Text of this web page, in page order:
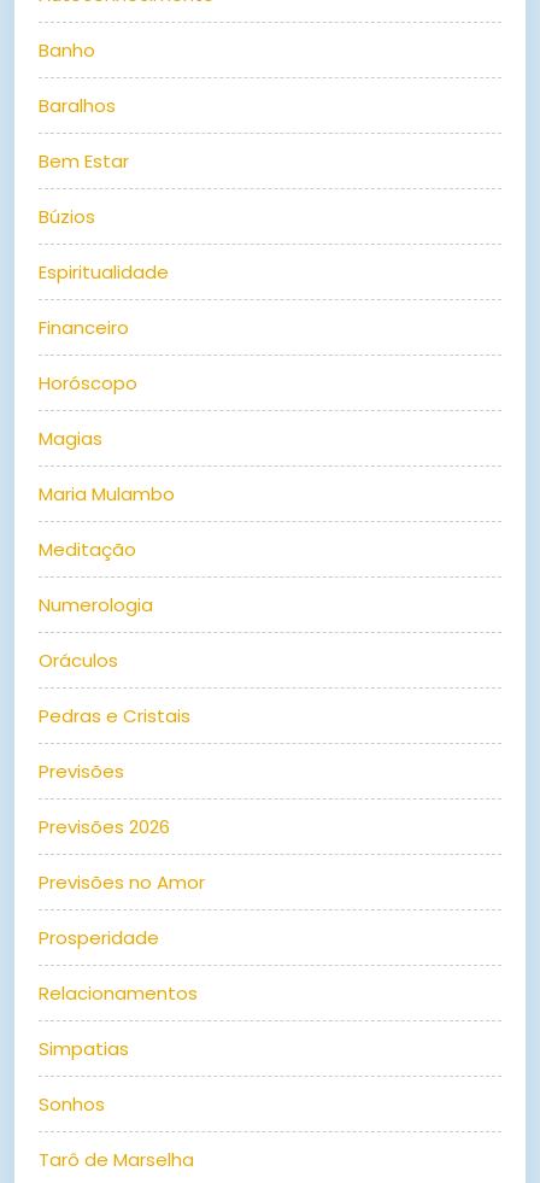
Banho
Baralhos
Bem Estar
Búzios
Espiritualidade
Financeiro
Horóscopo
Magias
Maria Mulambo
Meditação
Numerologia
Oráculos
Pedras e Cristais
Previsões
Previsões 2026
Previsões no Amor
Prosperidade
Relacionamentos
Simpatias
Sonhos
Tarô de Marselha